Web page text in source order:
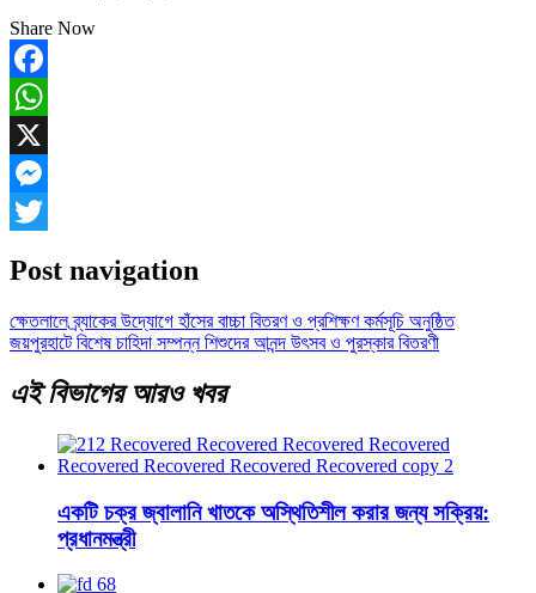
Share Now
Facebook
WhatsApp
X
Messenger
Post navigation
ক্ষেতলালে ব্র্যাকের উদ্যোগে হাঁসের বাচ্চা বিতরণ ও প্রশিক্ষণ কর্মসূচি অনুষ্ঠিত
জয়পুরহাটে বিশেষ চাহিদা সম্পন্ন শিশুদের আনন্দ উৎসব ও পুরস্কার বিতরণী
এই বিভাগের আরও খবর
একটি চক্র জ্বালানি খাতকে অস্থিতিশীল করার জন্য সক্রিয়:
প্রধানমন্ত্রী